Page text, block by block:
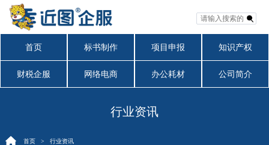
首页 标书制作 项目申报 知识产权
财税企服 网络电商 办公耗材 公司简介
行业资讯
首页> 行业资讯